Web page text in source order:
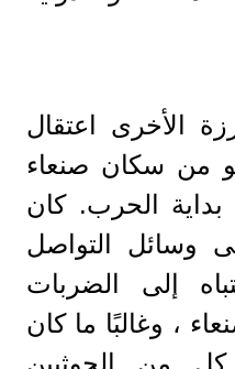
الأخرى اعتقال
من سكان صنعاء
الحرب. كان
وسائل التواصل
إلى الضربات
، وغالبًا ما كان